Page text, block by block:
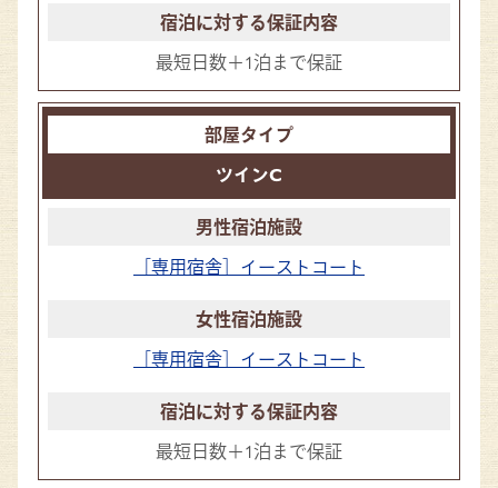
最短日数＋1泊まで保証
ツインC
［専用宿舎］イーストコート
［専用宿舎］イーストコート
最短日数＋1泊まで保証